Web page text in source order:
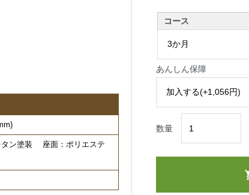
ン塗装 座面：ポリエステ
コース
あんしん保障
数量